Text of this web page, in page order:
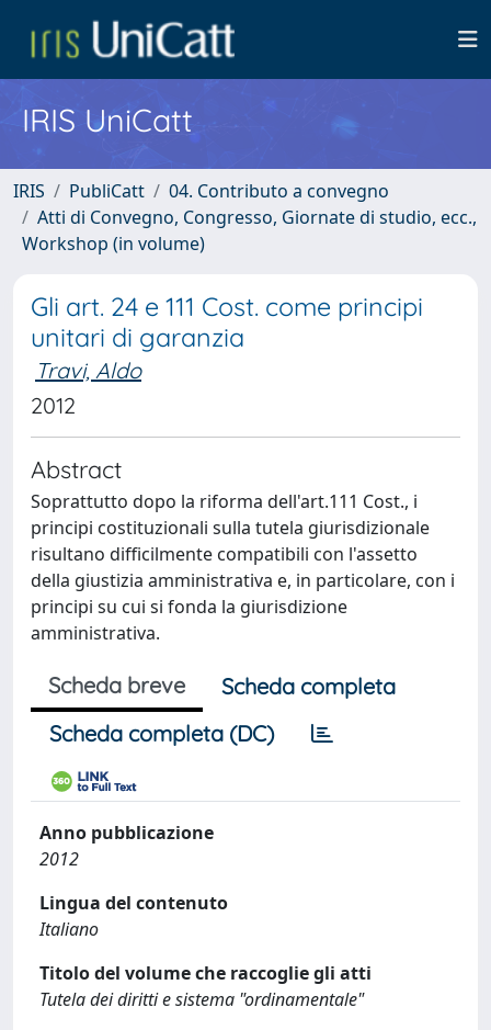
IRIS UniCatt
IRIS PubliCatt
04. Contributo a convegno
Atti di Convegno, Congresso, Giornate di studio, ecc.,
Workshop (in volume)
Gli art. 24 e 111 Cost. come principi
unitari di garanzia
Travi, Aldo
2012
Abstract
Soprattutto dopo la riforma dell'art.111 Cost., i
principi costituzionali sulla tutela giurisdizionale
risultano difficilmente compatibili con l'assetto
della giustizia amministrativa e, in particolare, con i
principi su cui si fonda la giurisdizione
amministrativa.
Scheda breve
Scheda completa
Scheda completa (DC)
Anno pubblicazione
2012
Lingua del contenuto
Italiano
Titolo del volume che raccoglie gli atti
Tutela dei diritti e sistema "ordinamentale"